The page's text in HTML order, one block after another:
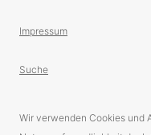
Impressum
Suche
Wir verwenden Cookies und